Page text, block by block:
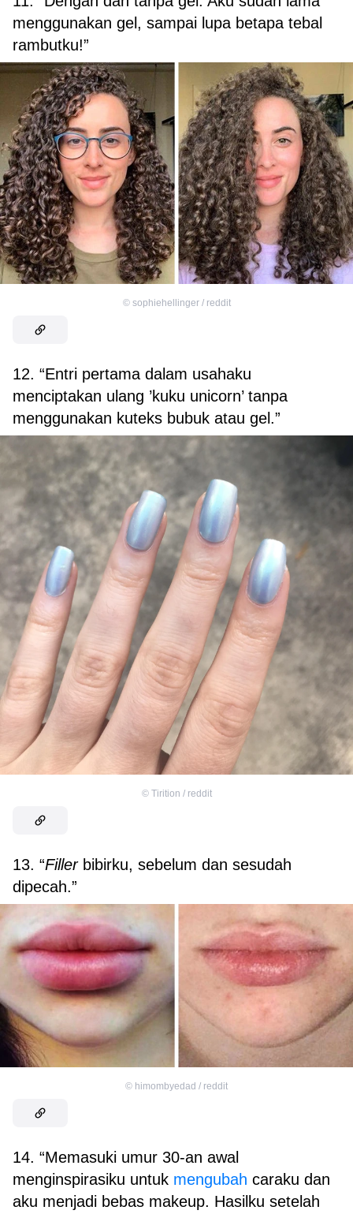
menggunakan gel, sampai lupa betapa tebal
rambutku!”
© sophiehellinger / reddit
12. “Entri pertama dalam usahaku
menciptakan ulang ’kuku unicorn’ tanpa
menggunakan kuteks bubuk atau gel.”
© Tirition / reddit
13. “Filler bibirku, sebelum dan sesudah
dipecah.”
© himombyedad / reddit
14. “Memasuki umur 30-an awal
menginspirasiku untuk mengubah caraku dan
aku menjadi bebas makeup. Hasilku setelah